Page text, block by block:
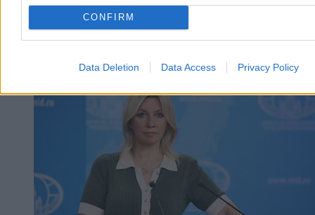
CONFIRM
Data Deletion Data Access Privacy Policy